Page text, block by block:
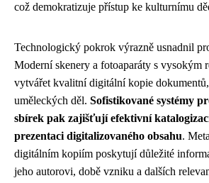
což demokratizuje přístup ke kulturnímu
Technologický pokrok výrazně usnadnil
Moderní skenery a fotoaparáty s vysokým
vytvářet kvalitní digitální kopie
uměleckých děl. Sofistikované systémy
sbírek pak zajišťují efektivní
prezentaci digitalizovaného obsahu.
digitálním kopiím poskytují důležité
jeho autorovi, době vzniku a dalších